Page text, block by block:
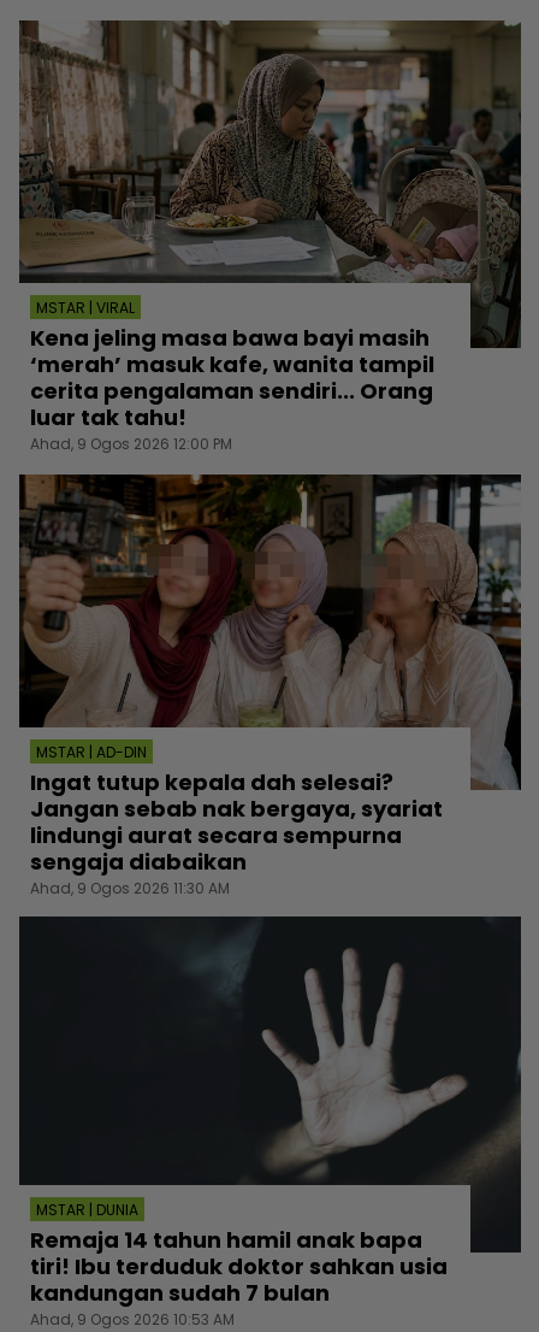
MSTAR | VIRAL
Kena jeling masa bawa bayi masih
‘merah’ masuk kafe, wanita tampil
cerita pengalaman sendiri... Orang
luar tak tahu!
Ahad, 9 Ogos 2026 12:00 PM
MSTAR | AD-DIN
Ingat tutup kepala dah selesai?
Jangan sebab nak bergaya, syariat
lindungi aurat secara sempurna
sengaja diabaikan
Ahad, 9 Ogos 2026 11:30 AM
MSTAR | DUNIA
Remaja 14 tahun hamil anak bapa
tiri! Ibu terduduk doktor sahkan usia
kandungan sudah 7 bulan
Ahad, 9 Ogos 2026 10:53 AM